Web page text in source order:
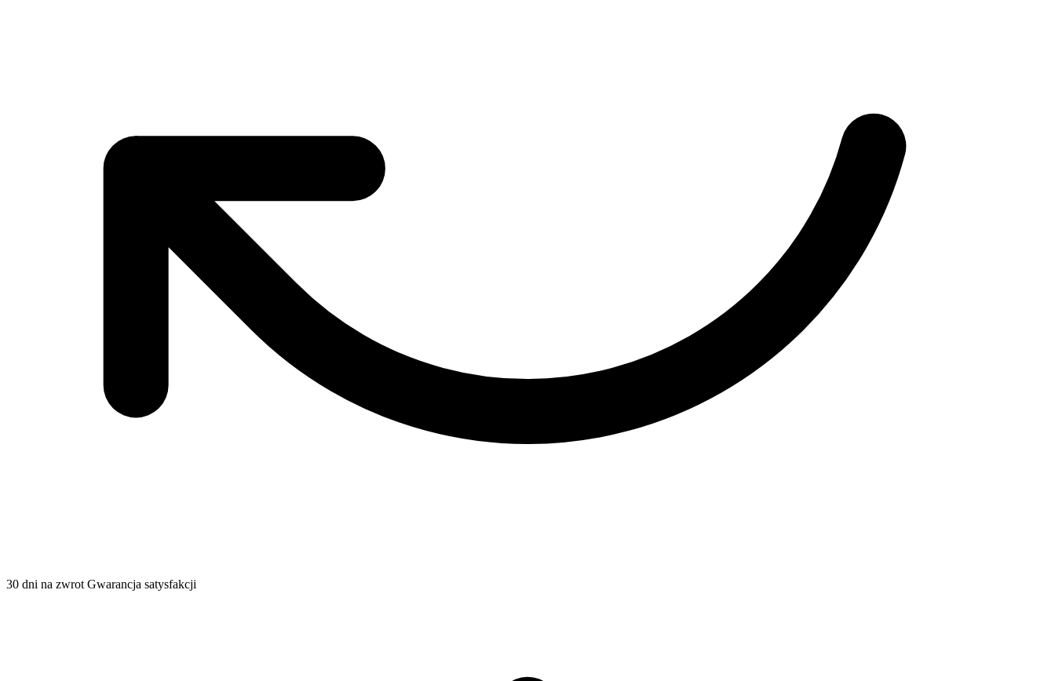
30 dni na zwrot Gwarancja satysfakcji